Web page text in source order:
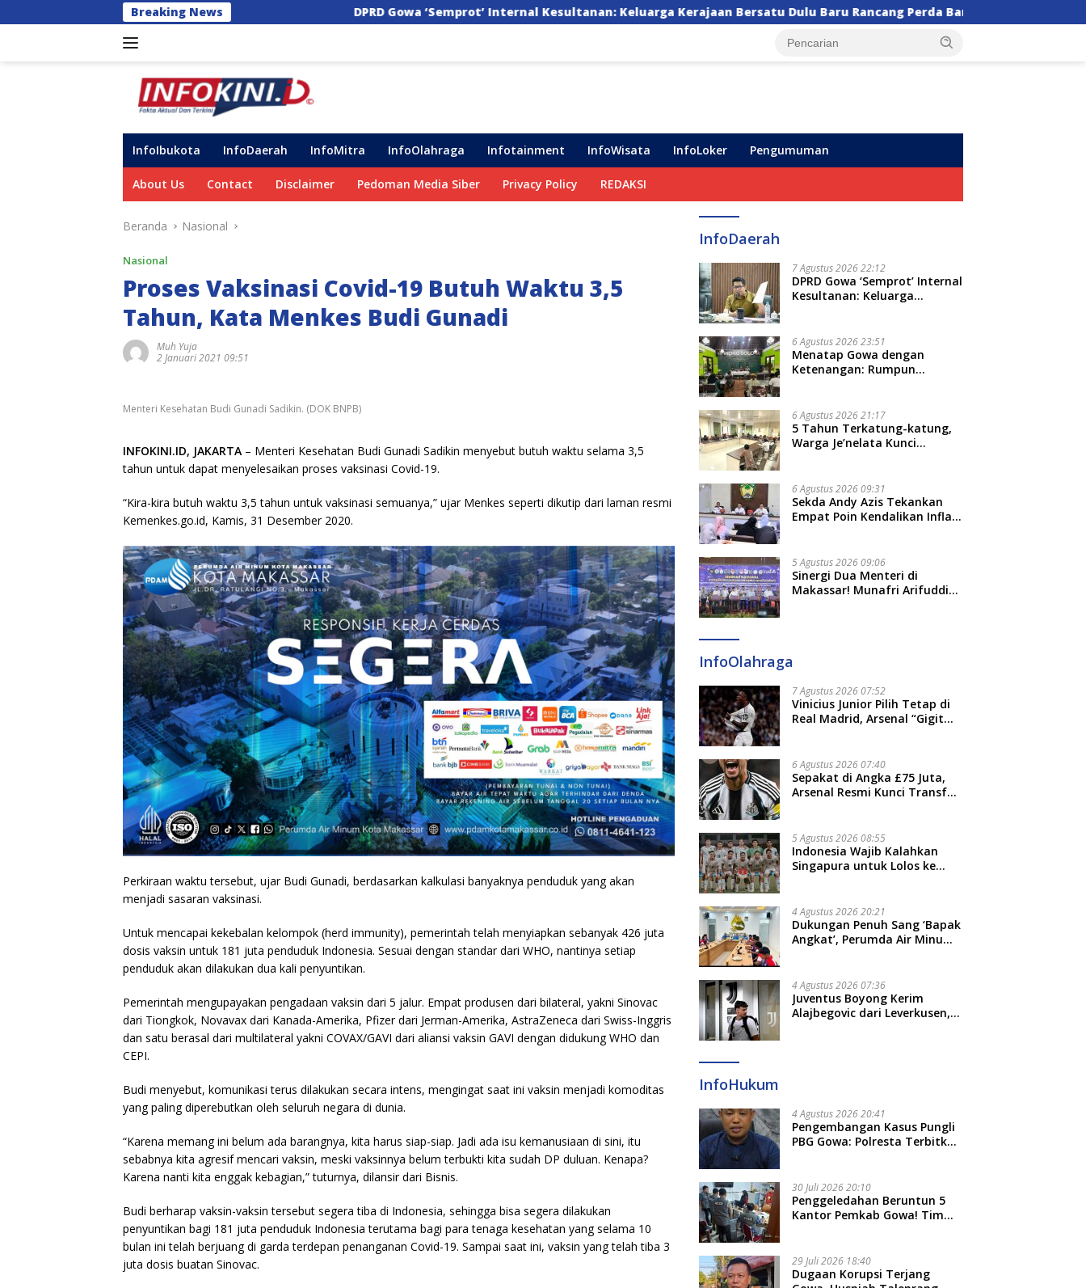
ke
Breaking NewsDPRD Gowa ‘Semprot’ Internal Kesultanan: Keluarga Kerajaan Bersatu Dulu Baru Rancang Perda Baru! Semarak HUT ke-102, Perumda
InfoIbukota InfoDaerah InfoMitra InfoOlahraga Infotainment InfoWisata InfoLoker Pengumuman
About Us Contact Disclaimer Pedoman Media Siber Privacy Policy REDAKSI
Beranda Nasional
Nasional
Proses Vaksinasi Covid-19 Butuh Waktu 3,5
Tahun, Kata Menkes Budi Gunadi
Muh Yuja
2 Januari 2021 09:51
Menteri Kesehatan Budi Gunadi Sadikin. (DOK BNPB)
INFOKINI.ID, JAKARTA – Menteri Kesehatan Budi Gunadi Sadikin menyebut butuh waktu selama 3,5
tahun untuk dapat menyelesaikan proses vaksinasi Covid-19.
“Kira-kira butuh waktu 3,5 tahun untuk vaksinasi semuanya,” ujar Menkes seperti dikutip dari laman resmi
Kemenkes.go.id, Kamis, 31 Desember 2020.
Perkiraan waktu tersebut, ujar Budi Gunadi, berdasarkan kalkulasi banyaknya penduduk yang akan
menjadi sasaran vaksinasi.
Untuk mencapai kekebalan kelompok (herd immunity), pemerintah telah menyiapkan sebanyak 426 juta
dosis vaksin untuk 181 juta penduduk Indonesia. Sesuai dengan standar dari WHO, nantinya setiap
penduduk akan dilakukan dua kali penyuntikan.
Pemerintah mengupayakan pengadaan vaksin dari 5 jalur. Empat produsen dari bilateral, yakni Sinovac
dari Tiongkok, Novavax dari Kanada-Amerika, Pfizer dari Jerman-Amerika, AstraZeneca dari Swiss-Inggris
dan satu berasal dari multilateral yakni COVAX/GAVI dari aliansi vaksin GAVI dengan didukung WHO dan
CEPI.
Budi menyebut, komunikasi terus dilakukan secara intens, mengingat saat ini vaksin menjadi komoditas
yang paling diperebutkan oleh seluruh negara di dunia.
“Karena memang ini belum ada barangnya, kita harus siap-siap. Jadi ada isu kemanusiaan di sini, itu
sebabnya kita agresif mencari vaksin, meski vaksinnya belum terbukti kita sudah DP duluan. Kenapa?
Karena nanti kita enggak kebagian,” tuturnya, dilansir dari Bisnis.
Budi berharap vaksin-vaksin tersebut segera tiba di Indonesia, sehingga bisa segera dilakukan
penyuntikan bagi 181 juta penduduk Indonesia terutama bagi para tenaga kesehatan yang selama 10
bulan ini telah berjuang di garda terdepan penanganan Covid-19. Sampai saat ini, vaksin yang telah tiba 3
juta dosis buatan Sinovac.
InfoDaerah
7 Agustus 2026 22:12
DPRD Gowa ‘Semprot’ Internal
Kesultanan: Keluarga
6 Agustus 2026 23:51
Menatap Gowa dengan
Ketenangan: Rumpun
Sepihak, Tekankan Jalur
Musyawarah, Ingatkan Soal
Adat dan Adab
6 Agustus 2026 21:17
5 Tahun Terkatung-katung,
Warga Je’nelata Kunci
6 Agustus 2026 09:31
Sekda Andy Azis Tekankan
Empat Poin Kendalikan Inflasi
5 Agustus 2026 09:06
Sinergi Dua Menteri di
Makassar! Munafri Arifuddin
InfoOlahraga
7 Agustus 2026 07:52
Vinicius Junior Pilih Tetap di
Real Madrid, Arsenal “Gigit
6 Agustus 2026 07:40
Sepakat di Angka £75 Juta,
Arsenal Resmi Kunci Transfer
5 Agustus 2026 08:55
Indonesia Wajib Kalahkan
Singapura untuk Lolos ke
4 Agustus 2026 20:21
Dukungan Penuh Sang ‘Bapak
Angkat’, Perumda Air Minum
4 Agustus 2026 07:36
Juventus Boyong Kerim
Alajbegovic dari Leverkusen,
InfoHukum
4 Agustus 2026 20:41
Pengembangan Kasus Pungli
PBG Gowa: Polresta Terbitkan
30 Juli 2026 20:10
Penggeledahan Beruntun 5
Kantor Pemkab Gowa! Tim
Rp16 Miliar
29 Juli 2026 18:40
Dugaan Korupsi Terjang